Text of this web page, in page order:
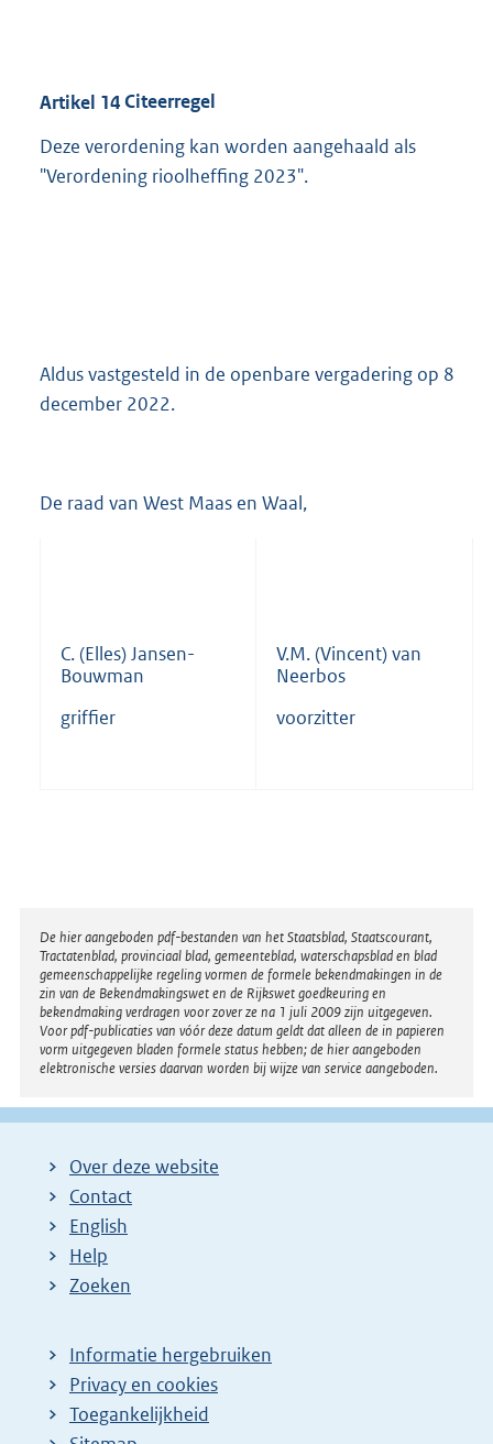
Artikel 14Citeerregel
Deze verordening kan worden aangehaald als
"Verordening rioolheffing 2023".
Aldus vastgesteld in de openbare vergadering op 8
december 2022.
De raad van West Maas en Waal,
C. (Elles) Jansen-
Bouwman
griffier
V.M. (Vincent) van
Neerbos
voorzitter
Disclaimer
De hier aangeboden pdf-bestanden van het Staatsblad, Staatscourant,
Tractatenblad, provinciaal blad, gemeenteblad, waterschapsblad en blad
gemeenschappelijke regeling vormen de formele bekendmakingen in de
zin van de Bekendmakingswet en de Rijkswet goedkeuring en
bekendmaking verdragen voor zover ze na 1 juli 2009 zijn uitgegeven.
Voor pdf-publicaties van vóór deze datum geldt dat alleen de in papieren
vorm uitgegeven bladen formele status hebben; de hier aangeboden
elektronische versies daarvan worden bij wijze van service aangeboden.
Over deze website
Contact
English
Help
Zoeken
Informatie hergebruiken
Privacy en cookies
Toegankelijkheid